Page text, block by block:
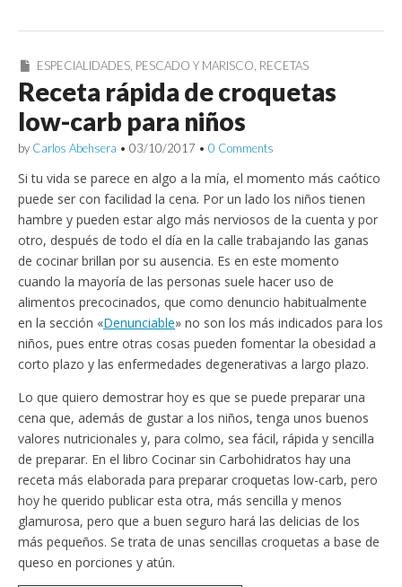
ESPECIALIDADES PESCADO Y MARISCO RECETAS
Receta rápida de croquetas
low-carb para niños
by Carlos Abehsera • 03/10/2017 • 0 Comments
Si tu vida se parece en algo a la mía, el momento más caótico
puede ser con facilidad la cena. Por un lado los niños tienen
hambre y pueden estar algo más nerviosos de la cuenta y por
otro, después de todo el día en la calle trabajando las ganas
de cocinar brillan por su ausencia. Es en este momento
cuando la mayoría de las personas suele hacer uso de
alimentos precocinados, que como denuncio habitualmente
en la sección «Denunciable» no son los más indicados para los
niños, pues entre otras cosas pueden fomentar la obesidad a
corto plazo y las enfermedades degenerativas a largo plazo.
Lo que quiero demostrar hoy es que se puede preparar una
cena que, además de gustar a los niños, tenga unos buenos
valores nutricionales y, para colmo, sea fácil, rápida y sencilla
de preparar. En el libro Cocinar sin Carbohidratos hay una
receta más elaborada para preparar croquetas low-carb, pero
hoy he querido publicar esta otra, más sencilla y menos
glamurosa, pero que a buen seguro hará las delicias de los
más pequeños. Se trata de unas sencillas croquetas a base de
queso en porciones y atún.